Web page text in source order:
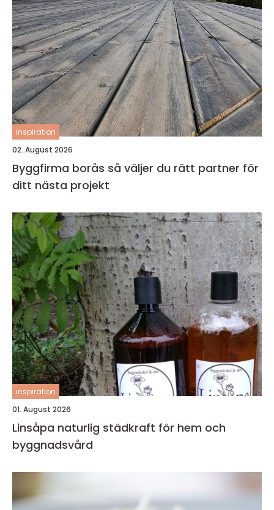
inspiration
02. August 2026
Byggfirma borås så väljer du rätt partner för
ditt nästa projekt
inspiration
01. August 2026
Linsåpa naturlig städkraft för hem och
byggnadsvård